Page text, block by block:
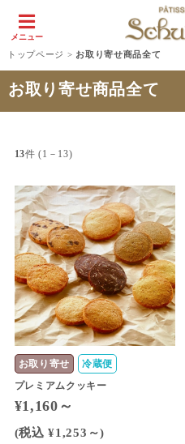
メニュー
トップページ > お取り寄せ商品全て
お取り寄せ商品全て
13件 (1－13)
お取り寄せ
冷蔵便
プレミアムクッキー
¥1,160～
(税込 ¥1,253～)